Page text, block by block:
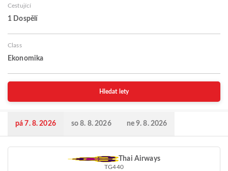
Cestující
1 Dospělí
Class
Ekonomika
Hledat lety
pá 7. 8. 2026 so 8. 8. 2026 ne 9. 8. 2026
Thai Airways
TG440